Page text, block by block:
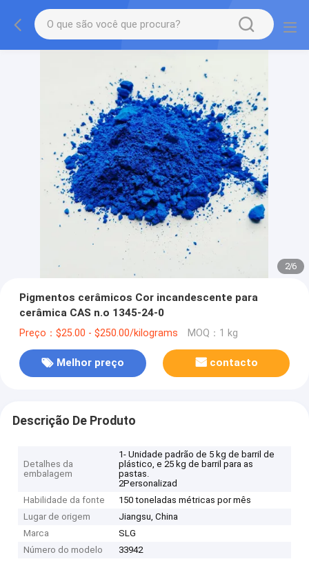
2/6
Pigmentos cerâmicos Cor incandescente para
cerâmica CAS n.o 1345-24-0
Preço：$25.00 - $250.00/kilograms MOQ：1 kg
Melhor preço contacto
Descrição De Produto
Detalhes da
embalagem
1- Unidade padrão de 5 kg de barril de
plástico, e 25 kg de barril para as
pastas.
2Personalizad
Habilidade da fonte
150 toneladas métricas por mês
Lugar de origem
Jiangsu, China
Marca
SLG
Número do modelo
33942